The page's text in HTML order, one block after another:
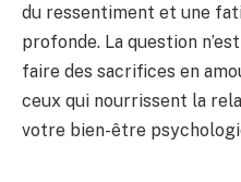
du ressentiment et une
profonde. La question
faire des sacrifices en
ceux qui nourrissent la
votre bien-être